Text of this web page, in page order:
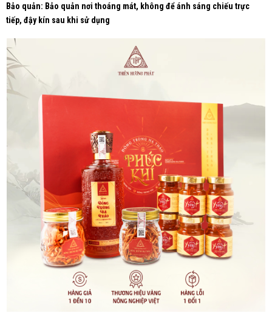
Bảo quản: Bảo quản nơi thoáng mát, không để ánh sáng chiếu trực
tiếp, đậy kín sau khi sử dụng